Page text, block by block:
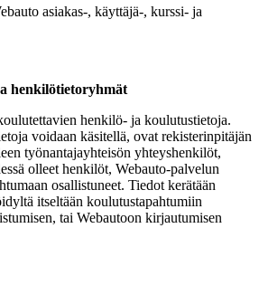
asiakas-, käyttäjä-, kurssi- ja
henkilötietoryhmät
henkilö- ja koulutustietoja.
voidaan käsitellä, ovat rekisterinpitäjän
työnantajayhteisön yhteyshenkilöt,
olleet henkilöt, Webauto-palvelun
osallistuneet. Tiedot kerätään
itseltään koulutustapahtumiin
tai Webautoon kirjautumisen